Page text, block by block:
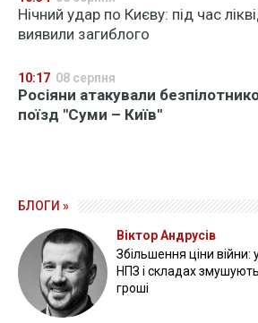
Нічний удар по Києву: під час
виявили загиблого
10:17 08 серпня
Росіяни атакували
поїзд "Суми – Київ"
БЛОГИ »
Віктор Андрусів
Збільшення ціни війни:
НПЗ і складах
гроші